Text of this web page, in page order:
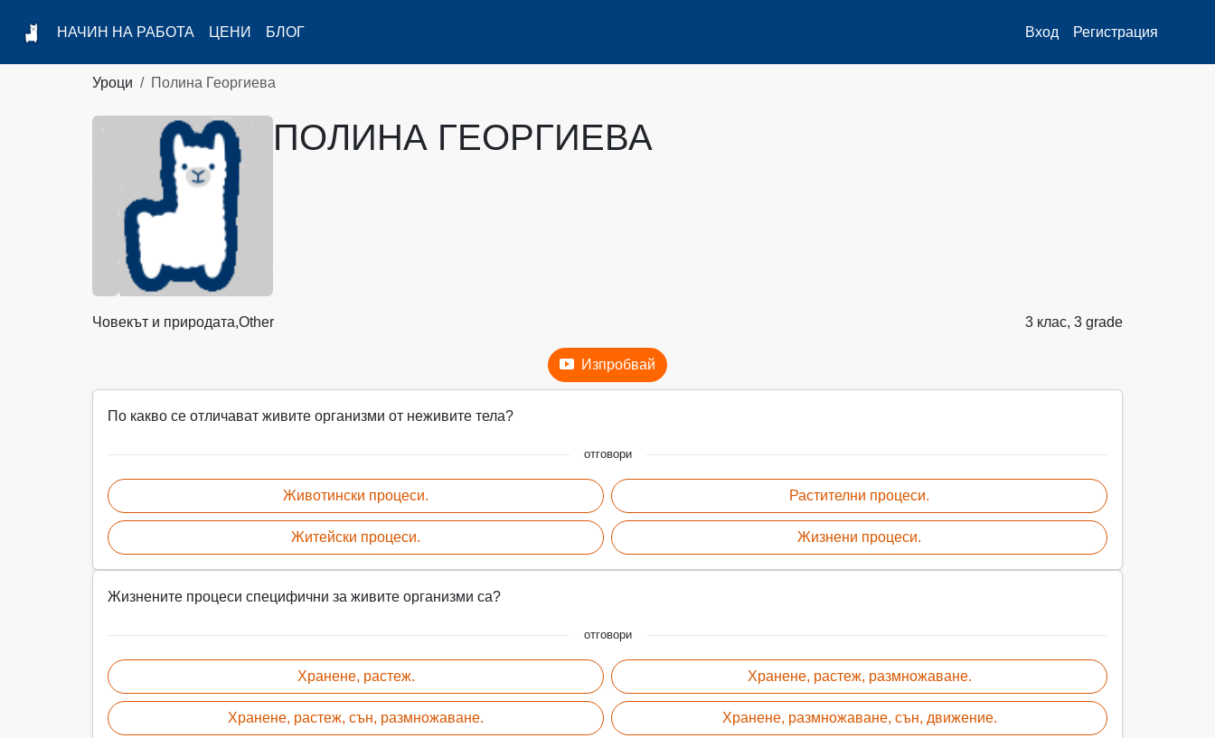
НАЧИН НА РАБОТА ЦЕНИ БЛОГ Вход Регистрация
Уроци Полина Георгиева
ПОЛИНА ГЕОРГИЕВА
Човекът и природата,Other 3 клас, 3 grade
Изпробвай
По какво се отличават живите организми от неживите тела?
отговори
Животински процеси.
Житейски процеси.
Растителни процеси.
Жизнени процеси.
Жизнените процеси специфични за живите организми са?
отговори
Хранене, растеж.
Хранене, растеж, сън, размножаване.
Хранене, растеж, размножаване.
Хранене, размножаване, сън, движение.